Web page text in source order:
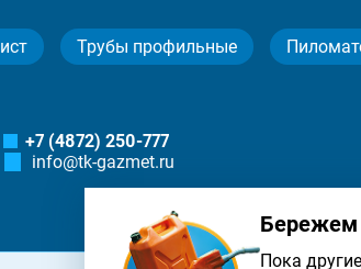
Трубы профильные
+7 (4872) 250-777
info@tk-gazmet.ru
Бережем
Пока